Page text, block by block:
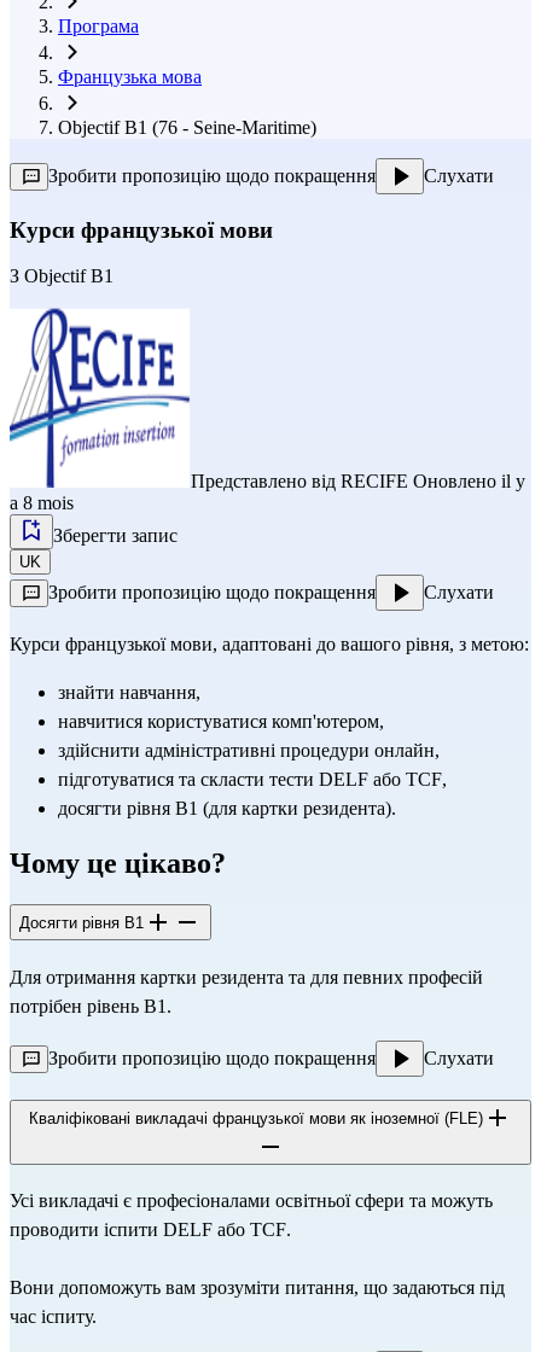
Програма
Французька мова
Objectif B1 (76 - Seine-Maritime)
Зробити пропозицію щодо покращення Слухати
Курси французької мови
З Objectif B1
Представлено від RECIFE Оновлено il y
a 8 mois
Зберегти запис
UK
Зробити пропозицію щодо покращення Слухати
Курси французької мови, адаптовані до вашого рівня, з метою:
знайти навчання,
навчитися користуватися комп'ютером,
здійснити адміністративні процедури онлайн,
підготуватися та скласти тести DELF або TCF,
досягти рівня B1 (для картки резидента).
Чому це цікаво?
Досягти рівня B1
Для отримання картки резидента та для певних професій
потрібен рівень B1.
Зробити пропозицію щодо покращення Слухати
Кваліфіковані викладачі французької мови як іноземної (FLE)
Усі викладачі є професіоналами освітньої сфери та можуть
проводити іспити DELF або TCF.
Вони допоможуть вам зрозуміти питання, що задаються під
час іспиту.